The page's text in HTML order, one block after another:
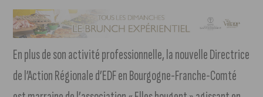
En plus de son activité professionnelle, la nouvelle Directrice
de l’Action Régionale d’EDF en Bourgogne-Franche-Comté